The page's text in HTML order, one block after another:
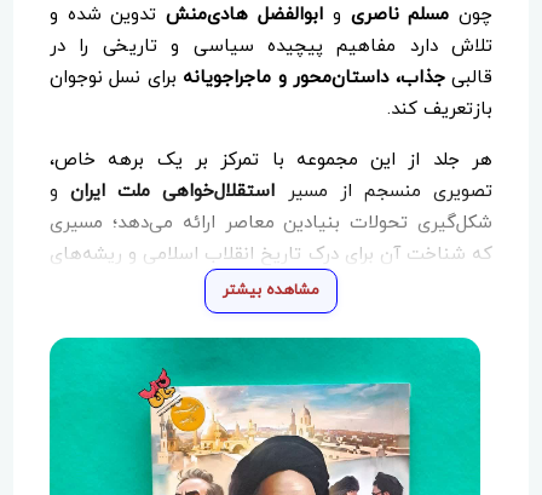
چون مسلم ناصری و ابوالفضل هادی‌منشتدوین شده و
تلاش دارد مفاهیم پیچیده سیاسی و تاریخی را در
قالبیجذاب، داستان‌محور و ماجراجویانه برای نسل نوجوان
بازتعریف کند.
هر جلد از این مجموعه با تمرکز بر یک برهه خاص،
تصویری منسجم از مسیر استقلال‌خواهی ملت ایرانو
شکل‌گیری تحولات بنیادین معاصر ارائه می‌دهد؛ مسیری
که شناخت آن برای درک تاریخ انقلاب اسلامی و ریشه‌های
تحولات امروز ایران ضروری است.
مشاهده بیشتر